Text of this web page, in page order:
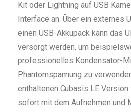
Kit oder Lightning auf USB
Interface an. Über ein externes
einen USB-Akkupack kann das
versorgt werden, um
professionelles Kondensator-
Phantomspannung zu
enthaltenen Cubasis LE Version
sofort mit dem Aufnehmen und